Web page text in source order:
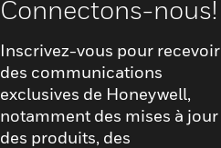
Connectons-nous!
Inscrivez-vous pour recevoir
des communications
exclusives de Honeywell,
notamment des mises à jour
des produits, des